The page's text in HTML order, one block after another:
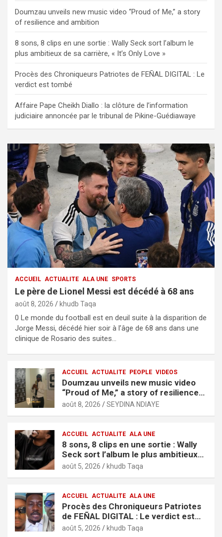
Doumzau unveils new music video “Proud of Me,” a story
of resilience and ambition
8 sons, 8 clips en une sortie : Wally Seck sort l’album le
plus ambitieux de sa carrière, « It’s Only Love »
Procès des Chroniqueurs Patriotes de FEÑAL DIGITAL : Le
verdict est tombé
Affaire Pape Cheikh Diallo : la clôture de l’information
judiciaire annoncée par le tribunal de Pikine-Guédiawaye
ACCUEIL ACTUALITE ALA UNE SPORTS
Le père de Lionel Messi est décédé à 68 ans
août 8, 2026 khudb Taqa
0 Le monde du football est en deuil suite à la disparition de
Jorge Messi, décédé hier soir à l’âge de 68 ans dans une
clinique de Rosario des suites…
ACCUEIL ACTUALITE PEOPLE VIDEOS
Doumzau unveils new music video
“Proud of Me,” a story of resilience
and ambition
août 8, 2026 SEYDINA NDIAYE
ACCUEIL ACTUALITE ALA UNE
8 sons, 8 clips en une sortie : Wally
Seck sort l’album le plus ambitieux
de sa carrière, « It’s Only Love »
août 5, 2026 khudb Taqa
ACCUEIL ACTUALITE ALA UNE
Procès des Chroniqueurs Patriotes
de FEÑAL DIGITAL : Le verdict est
tombé
août 5, 2026 khudb Taqa